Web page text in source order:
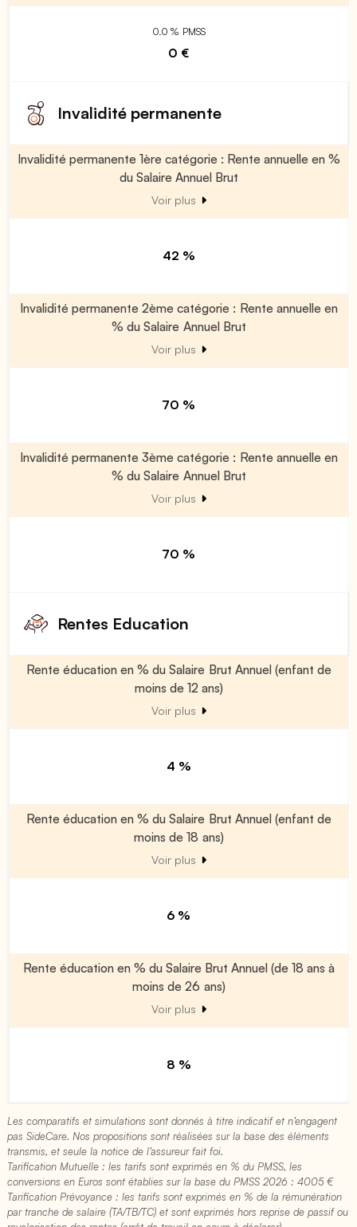
0.0 % PMSS
0 €
Invalidité permanente
Invalidité permanente 1ère catégorie : Rente annuelle en %
du Salaire Annuel Brut
Voir plus
42 %
Invalidité permanente 2ème catégorie : Rente annuelle en
% du Salaire Annuel Brut
Voir plus
70 %
Invalidité permanente 3ème catégorie : Rente annuelle en
% du Salaire Annuel Brut
Voir plus
70 %
Rentes Education
Rente éducation en % du Salaire Brut Annuel (enfant de
moins de 12 ans)
Voir plus
4 %
Rente éducation en % du Salaire Brut Annuel (enfant de
moins de 18 ans)
Voir plus
6 %
Rente éducation en % du Salaire Brut Annuel (de 18 ans à
moins de 26 ans)
Voir plus
8 %
Les comparatifs et simulations sont donnés à titre indicatif et n’engagent
pas SideCare. Nos propositions sont réalisées sur la base des éléments
transmis, et seule la notice de l’assureur fait foi.
Tarification Mutuelle : les tarifs sont exprimés en % du PMSS, les
conversions en Euros sont établies sur la base du PMSS 2026 : 4005 €​
Tarification Prévoyance : les tarifs sont exprimés en % de la rémunération
par tranche de salaire (TA/TB/TC) et sont exprimés hors reprise de passif ou